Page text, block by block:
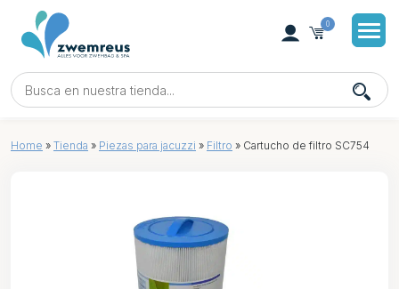
0
Home » Tienda » Piezas para jacuzzi » Filtro » Cartucho de filtro SC754